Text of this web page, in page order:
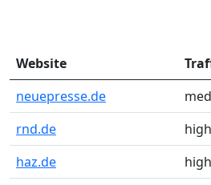
Website
neuepresse.de
rnd.de
high
haz.de
high